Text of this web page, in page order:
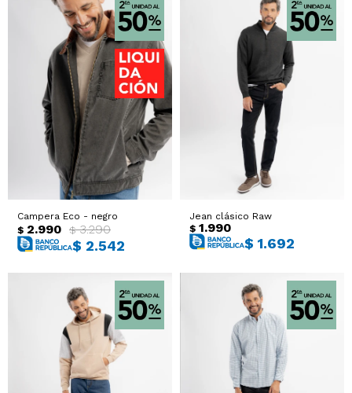
Campera Eco - negro
$ 2.990 $ 3.290
$ 2.542
Jean clásico Raw
$ 1.990
$ 1.692